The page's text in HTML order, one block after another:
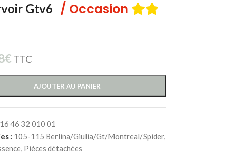
Gtv6 / Occasion
€ TTC
AJOUTER AU PANIER
46 32 010 01
: 105-115 Berlina/Giulia/Gt/Montreal/Spider,
, Pièces détachées